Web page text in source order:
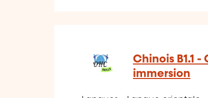
Chinois B1.1
immersion